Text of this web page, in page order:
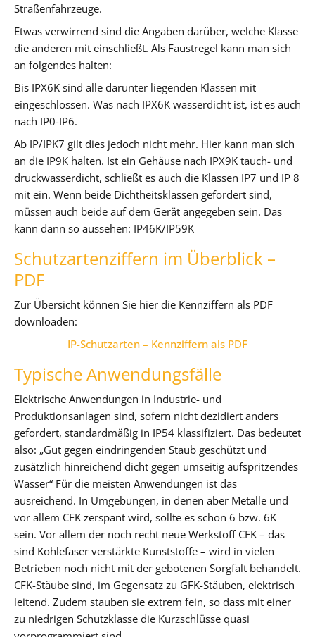
Straßenfahrzeuge.
Etwas verwirrend sind die Angaben darüber, welche Klasse
die anderen mit einschließt. Als Faustregel kann man sich
an folgendes halten:
Bis IPX6K sind alle darunter liegenden Klassen mit
eingeschlossen. Was nach IPX6K wasserdicht ist, ist es auch
nach IP0-IP6.
Ab IP/IPK7 gilt dies jedoch nicht mehr. Hier kann man sich
an die IP9K halten. Ist ein Gehäuse nach IPX9K tauch- und
druckwasserdicht, schließt es auch die Klassen IP7 und IP 8
mit ein. Wenn beide Dichtheitsklassen gefordert sind,
müssen auch beide auf dem Gerät angegeben sein. Das
kann dann so aussehen: IP46K/IP59K
Schutzartenziffern im Überblick –
PDF
Zur Übersicht können Sie hier die Kennziffern als PDF
downloaden:
IP-Schutzarten – Kennziffern als PDF
Typische Anwendungsfälle
Elektrische Anwendungen in Industrie- und
Produktionsanlagen sind, sofern nicht dezidiert anders
gefordert, standardmäßig in IP54 klassifiziert. Das bedeutet
also: „Gut gegen eindringenden Staub geschützt und
zusätzlich hinreichend dicht gegen umseitig aufspritzendes
Wasser“ Für die meisten Anwendungen ist das
ausreichend. In Umgebungen, in denen aber Metalle und
vor allem CFK zerspant wird, sollte es schon 6 bzw. 6K
sein. Vor allem der noch recht neue Werkstoff CFK – das
sind Kohlefaser verstärkte Kunststoffe – wird in vielen
Betrieben noch nicht mit der gebotenen Sorgfalt behandelt.
CFK-Stäube sind, im Gegensatz zu GFK-Stäuben, elektrisch
leitend. Zudem stauben sie extrem fein, so dass mit einer
zu niedrigen Schutzklasse die Kurzschlüsse quasi